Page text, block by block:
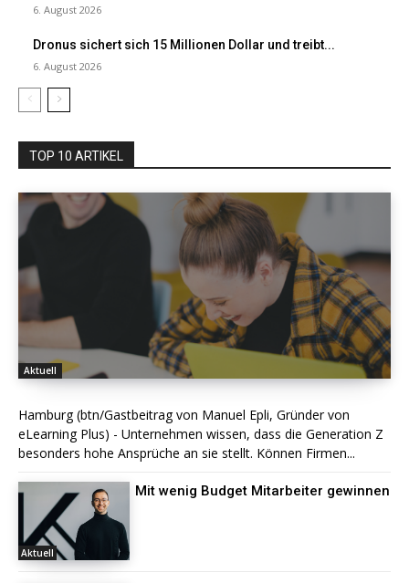
6. August 2026
Dronus sichert sich 15 Millionen Dollar und treibt...
6. August 2026
TOP 10 ARTIKEL
Aktuell
Hamburg (btn/Gastbeitrag von Manuel Epli, Gründer von
eLearning Plus) - Unternehmen wissen, dass die Generation Z
besonders hohe Ansprüche an sie stellt. Können Firmen...
Aktuell
Mit wenig Budget Mitarbeiter gewinnen